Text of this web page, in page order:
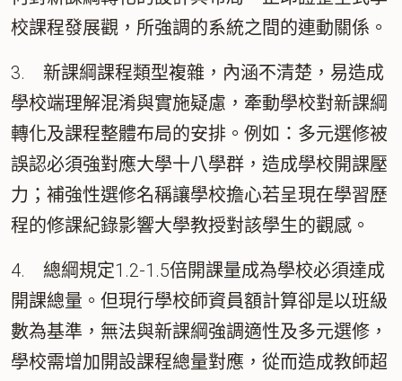
校課程發展觀，所強調的系統之間的連動關係。
3. 新課綱課程類型複雜，內涵不清楚，易造成
學校端理解混淆與實施疑慮，牽動學校對新課綱
轉化及課程整體布局的安排。例如：多元選修被
誤認必須強對應大學十八學群，造成學校開課壓
力；補強性選修名稱讓學校擔心若呈現在學習歷
程的修課紀錄影響大學教授對該學生的觀感。
4. 總綱規定1.2-1.5倍開課量成為學校必須達成
開課總量。但現行學校師資員額計算卻是以班級
數為基準，無法與新課綱強調適性及多元選修，
學校需增加開設課程總量對應，從而造成教師超